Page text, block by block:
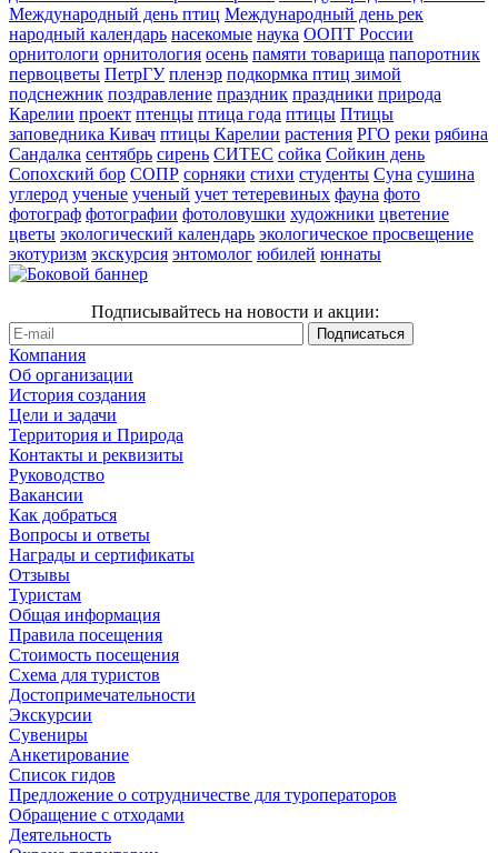
Международный день птиц Международный день рек
народный календарь насекомые наука ООПТ России
орнитологи орнитология осень памяти товарища папоротник
первоцветы ПетрГУ пленэр подкормка птиц зимой
подснежник поздравление праздник праздники природа
Карелии проект птенцы птица года птицы Птицы
заповедника Кивач птицы Карелии растения РГО реки рябина
Сандалка сентябрь сирень СИТЕС сойка Сойкин день
Сопохский бор СОПР сорняки стихи студенты Суна сушина
углерод ученые ученый учет тетеревиных фауна фото
фотограф фотографии фотоловушки художники цветение
цветы экологический календарь экологическое просвещение
экотуризм экскурсия энтомолог юбилей юннаты
Подписывайтесь на новости и акции:
Компания
Об организации
История создания
Цели и задачи
Территория и Природа
Контакты и реквизиты
Руководство
Вакансии
Как добраться
Вопросы и ответы
Награды и сертификаты
Отзывы
Туристам
Общая информация
Правила посещения
Стоимость посещения
Схема для туристов
Достопримечательности
Экскурсии
Сувениры
Анкетирование
Список гидов
Предложение о сотрудничестве для туроператоров
Обращение с отходами
Деятельность